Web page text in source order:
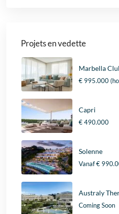
Projets en vedette
Marbella
€ 995.000
Capri
€ 490.000
Solenne
Vanaf€
Australy
Coming Soon